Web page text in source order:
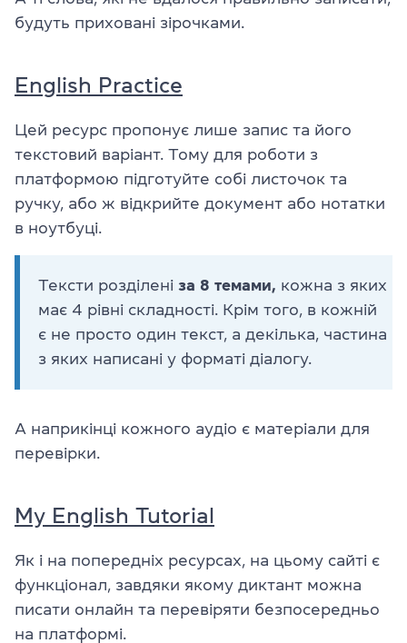
будуть приховані зірочками.
English Practice
Цей ресурс пропонує лише запис та його
текстовий варіант. Тому для роботи з
платформою підготуйте собі листочок та
ручку, або ж відкрийте документ або нотатки
в ноутбуці.
Тексти розділені за 8 темами, кожна з яких
має 4 рівні складності. Крім того, в кожній
є не просто один текст, а декілька, частина
з яких написані у форматі діалогу.
А наприкінці кожного аудіо є матеріали для
перевірки.
My English Tutorial
Як і на попередніх ресурсах, на цьому сайті є
функціонал, завдяки якому диктант можна
писати онлайн та перевіряти безпосередньо
на платформі.